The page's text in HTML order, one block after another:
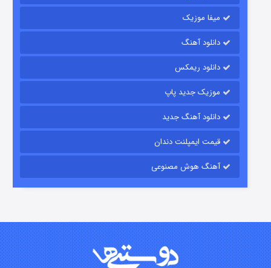
قسمت۱۵ (دوبله) منتشر شد
میفا موزیک
دانلود آهنگ
دانلود ریمکس
موزیک جدید پاپ
دانلود آهنگ جدید
قیمت ایمپلنت دندان
آهنگ هوش مصنوعی